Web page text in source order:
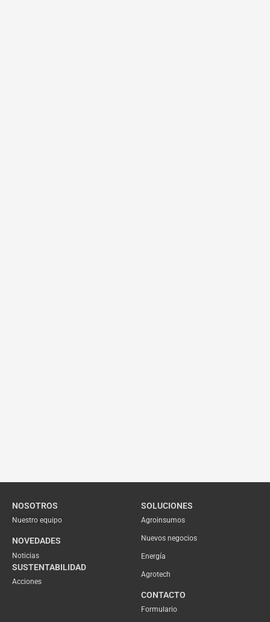
NOSOTROS
Nuestro equipo
NOVEDADES
Noticias
SUSTENTABILIDAD
Acciones
SOLUCIONES
Agroinsumos
Nuevos negocios
Energía
Agrotech
CONTACTO
Formulario